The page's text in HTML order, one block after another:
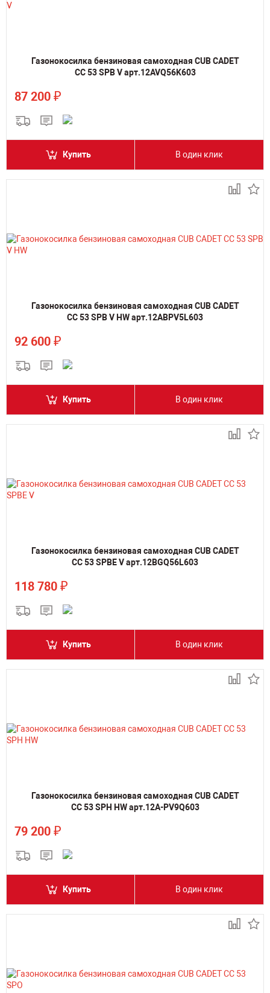
Газонокосилка бензиновая самоходная CUB CADET
CC 53 SPB V арт.12AVQ56K603
87 200 ₽
Купить В один клик
Газонокосилка бензиновая самоходная CUB CADET
CC 53 SPB V HW арт.12ABPV5L603
92 600 ₽
Купить В один клик
Газонокосилка бензиновая самоходная CUB CADET
CC 53 SPBE V арт.12BGQ56L603
118 780 ₽
Купить В один клик
Газонокосилка бензиновая самоходная CUB CADET
CC 53 SPH HW арт.12A-PV9Q603
79 200 ₽
Купить В один клик